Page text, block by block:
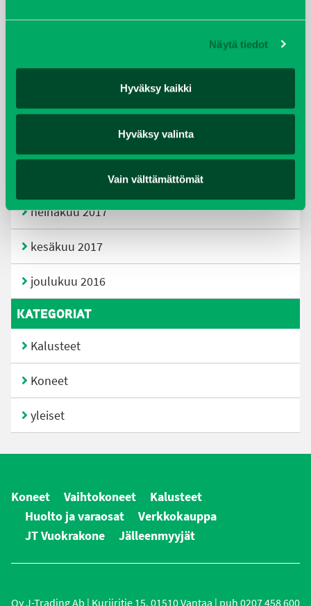
Näytä tiedot
Hyväksy kaikki
Hyväksy valinta
Vain välttämättömät
helmikuu 2019
elokuu 2018
heinäkuu 2017
kesäkuu 2017
joulukuu 2016
KATEGORIAT
Kalusteet
Koneet
yleiset
Koneet Vaihtokoneet
Kalusteet
Huolto ja varaosat
Verkkokauppa
JT Vuokrakone
Jälleenmyyjät
Oy J-Trading Ab | Kuriiritie 15, 01510 Vantaa | puh 0207 458 600